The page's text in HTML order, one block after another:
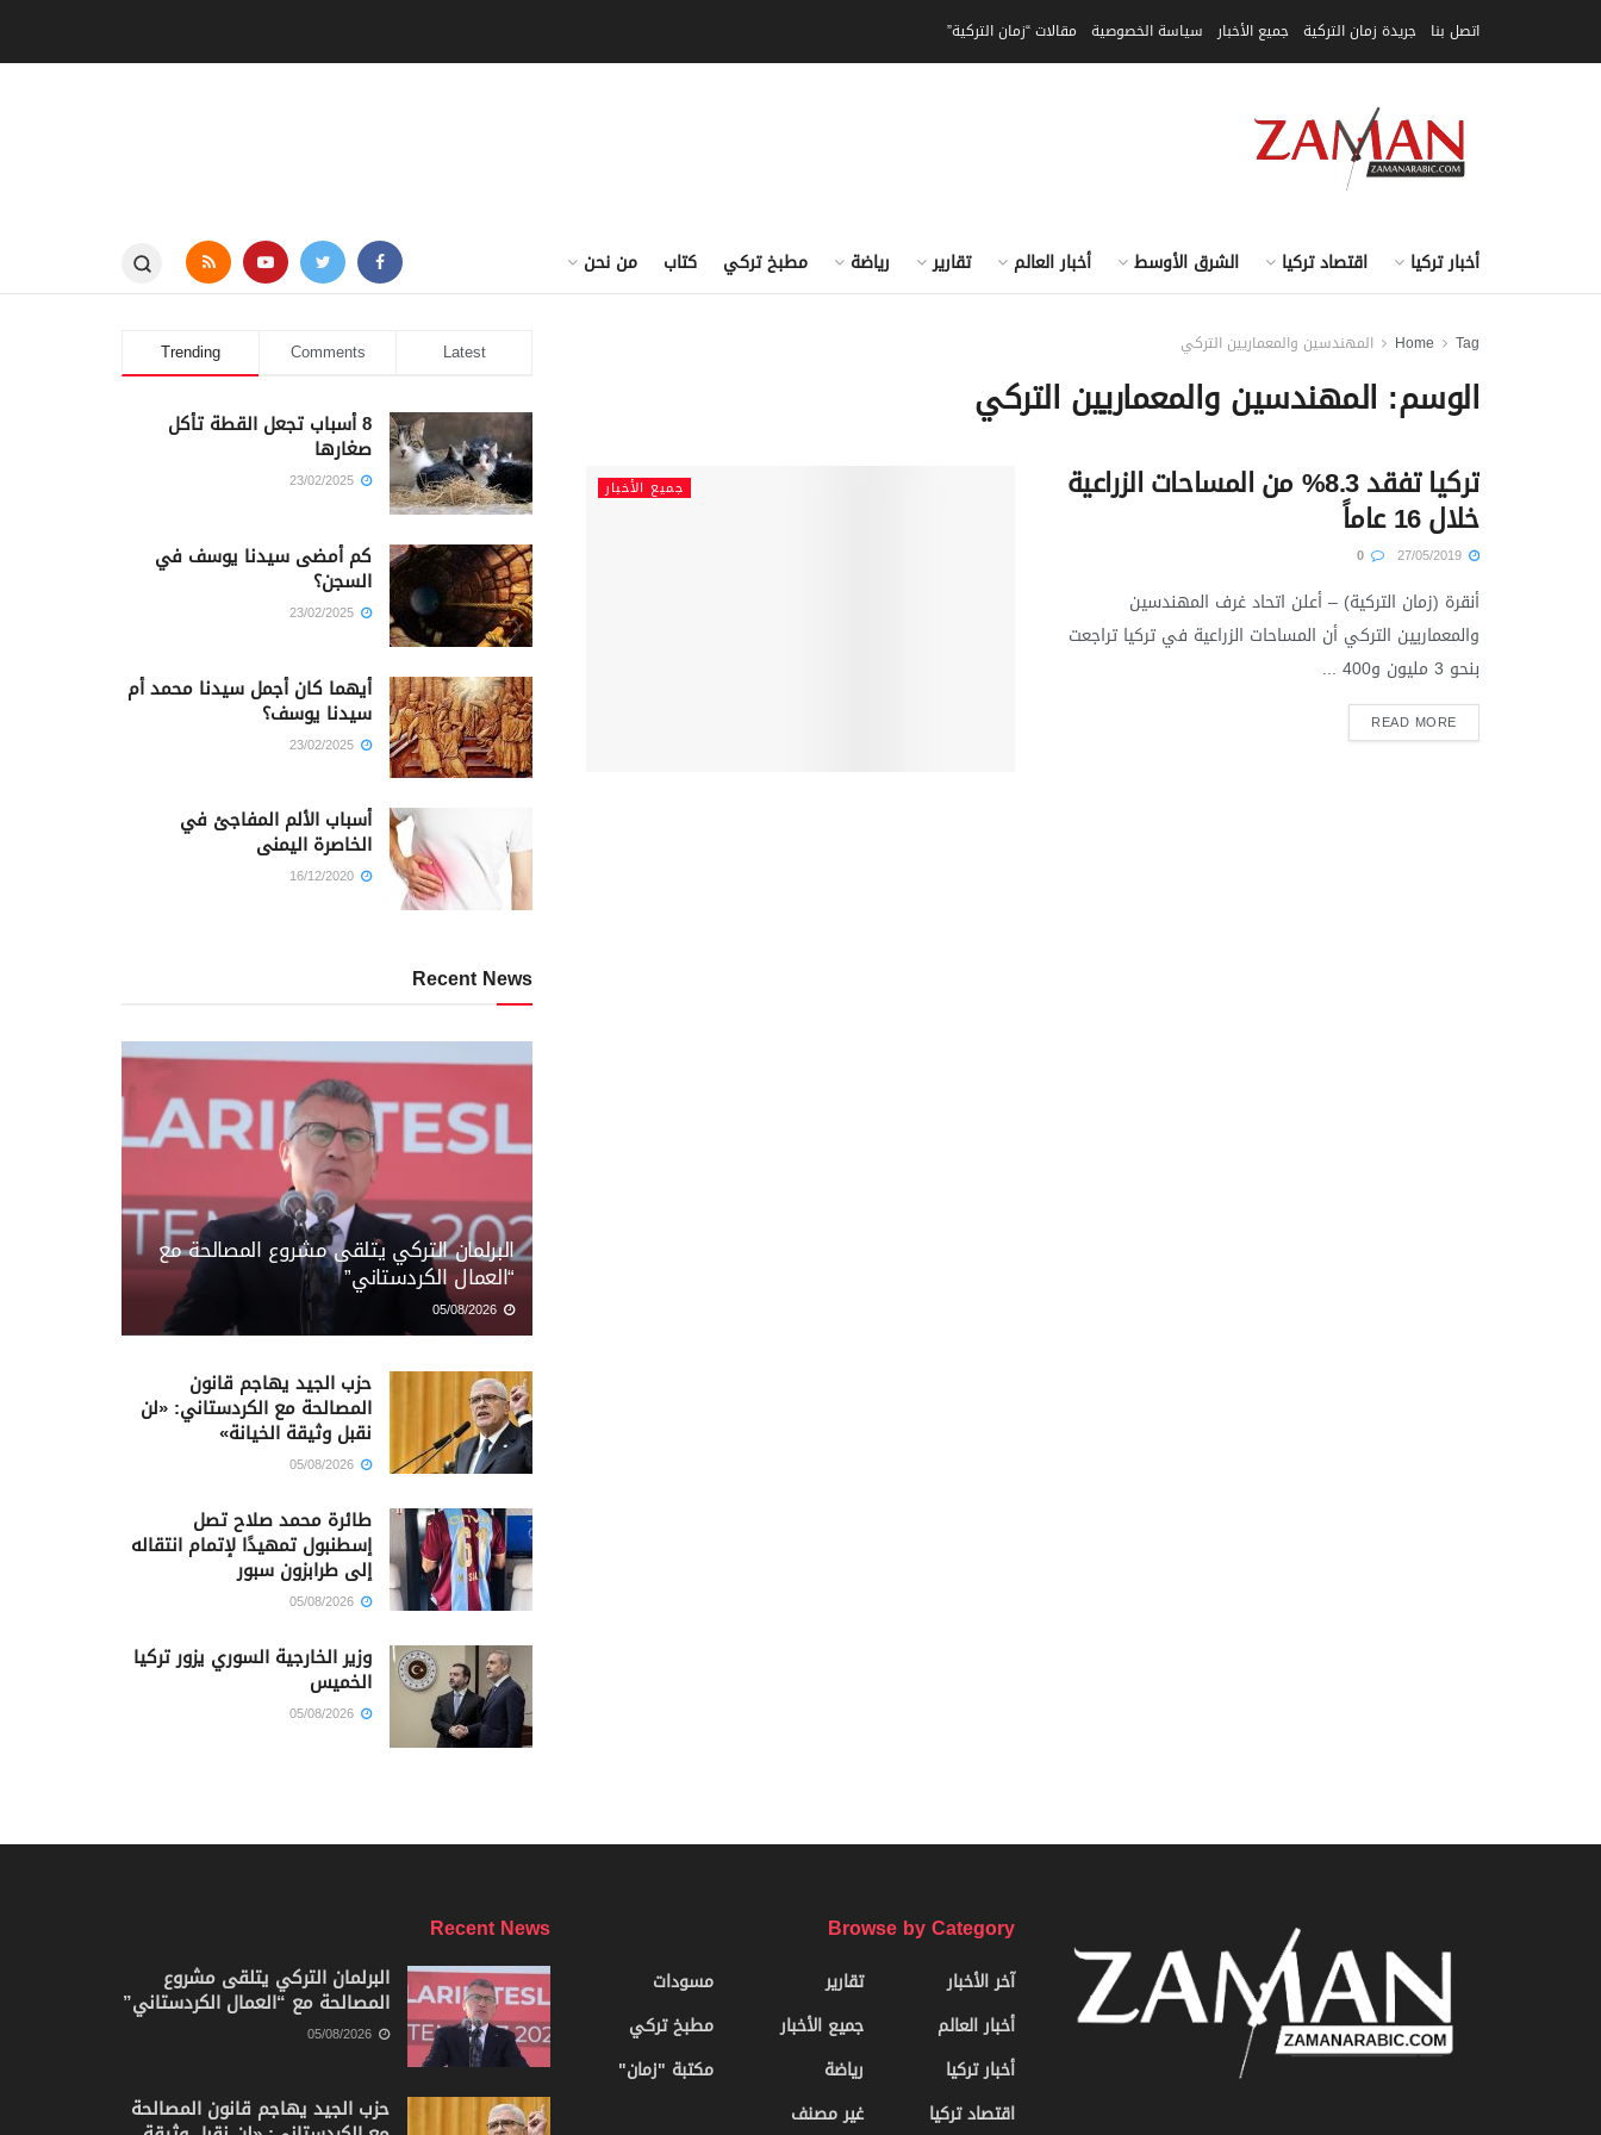
اتصل بنا جريدة زمان التركية جميع الأخبار سياسة الخصوصية مقالات “زمان التركية”
أخبار تركيا اقتصاد تركيا الشرق الأوسط أخبار العالم تقارير رياضة مطبخ تركي كتاب من نحن
Home Tag المهندسين والمعماريين التركي
الوسم: المهندسين والمعماريين التركي
جميع الأخبار تركيا تفقد 8.3% من المساحات الزراعية
خلال 16 عاماً
أنقرة (زمان التركية) – أعلن اتحاد غرف المهندسين
والمعماريين التركي أن المساحات الزراعية في تركيا تراجعت
بنحو 3 مليون و400 ...
READ MORE
Trending Comments Latest
8 أسباب تجعل القطة تأكل
صغارها
كم أمضى سيدنا يوسف في
السجن؟
أيهما كان أجمل سيدنا محمد أم
سيدنا يوسف؟
أسباب الألم المفاجئ في
الخاصرة اليمنى
Recent News
البرلمان التركي يتلقى مشروع المصالحة مع
“العمال الكردستاني”
حزب الجيد يهاجم قانون
المصالحة مع الكردستاني: «لن
نقبل وثيقة الخيانة»
طائرة محمد صلاح تصل
إسطنبول تمهيدًا لإتمام انتقاله
إلى طرابزون سبور
وزير الخارجية السوري يزور تركيا
الخميس
Browse by Category
آخر الأخبار
أخبار العالم
أخبار تركيا
اقتصاد تركيا
تقارير
جميع الأخبار
رياضة
غير مصنف
مسودات
مطبخ تركي
مكتبة "زمان"
Recent News
البرلمان التركي يتلقى مشروع
المصالحة مع “العمال الكردستاني”
حزب الجيد يهاجم قانون المصالحة